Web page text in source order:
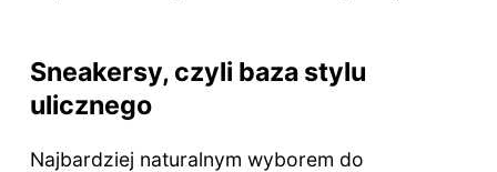
Sneakersy, czyli baza stylu
ulicznego
Najbardziej naturalnym wyborem do